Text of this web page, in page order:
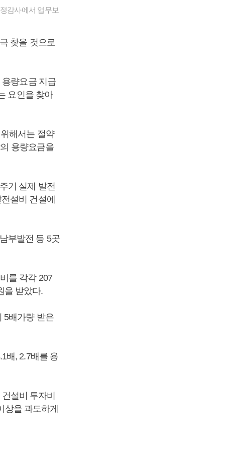
감사에서 업무보
찾을 것으로
량요금 지급
요인을 찾아
해서는 절약
용량요금을
기 실제 발전
설비 건설에
부발전 등 5곳
를 각각 207
을 받았다.
5배가량 받은
배, 2.7배를 용
설비 투자비
을 과도하게